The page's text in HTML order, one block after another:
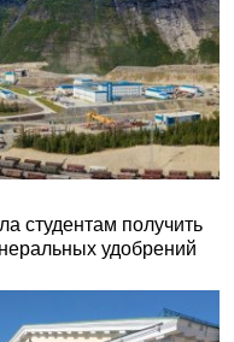
студентам получить
удобрений